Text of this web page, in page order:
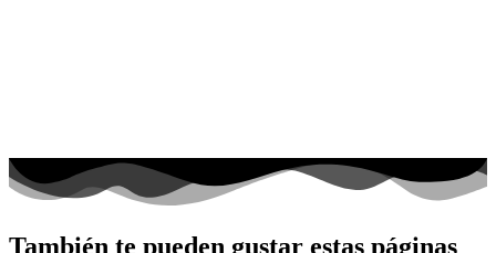
También te pueden gustar estas páginas